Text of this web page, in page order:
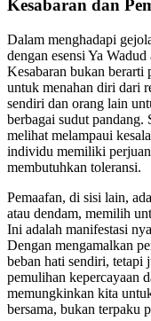
Kesabaran dan
Dalam menghadapi
dengan esensi Ya
Kesabaran bukan berarti
untuk menahan diri dari
sendiri dan orang lain
berbagai sudut
melihat melampaui
individu memiliki
membutuhkan toleransi.
Pemaafan, di sisi lain,
atau dendam, memilih
Ini adalah manifestasi
Dengan mengamalkan
beban hati sendiri, tetapi
pemulihan kepercayaan
memungkinkan kita
bersama, bukan terpaku